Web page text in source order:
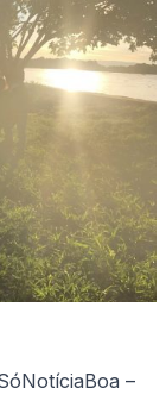
–